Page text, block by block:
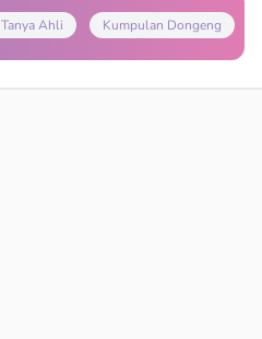
Tanya Ahli Kumpulan Dongeng